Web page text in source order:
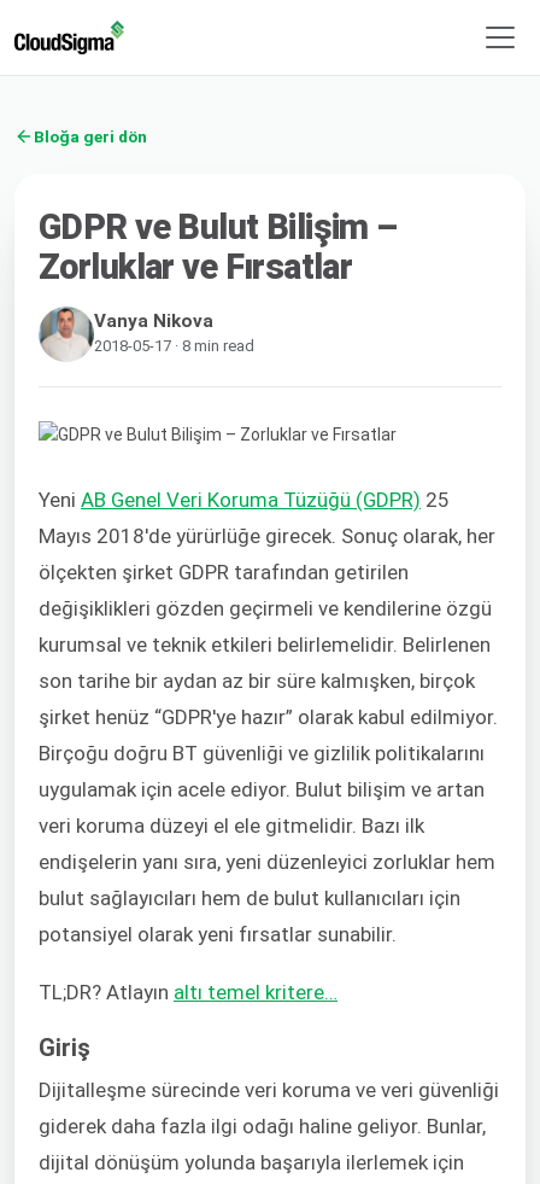
Bloğa geri dön
GDPR ve Bulut Bilişim –
Zorluklar ve Fırsatlar
Vanya Nikova
2018-05-17 · 8 min read
Yeni AB Genel Veri Koruma Tüzüğü (GDPR) 25
Mayıs 2018'de yürürlüğe girecek. Sonuç olarak, her
ölçekten şirket GDPR tarafından getirilen
değişiklikleri gözden geçirmeli ve kendilerine özgü
kurumsal ve teknik etkileri belirlemelidir. Belirlenen
son tarihe bir aydan az bir süre kalmışken, birçok
şirket henüz “GDPR'ye hazır” olarak kabul edilmiyor.
Birçoğu doğru BT güvenliği ve gizlilik politikalarını
uygulamak için acele ediyor. Bulut bilişim ve artan
veri koruma düzeyi el ele gitmelidir. Bazı ilk
endişelerin yanı sıra, yeni düzenleyici zorluklar hem
bulut sağlayıcıları hem de bulut kullanıcıları için
potansiyel olarak yeni fırsatlar sunabilir.
TL;DR? Atlayın altı temel kritere…
Giriş
Dijitalleşme sürecinde veri koruma ve veri güvenliği
giderek daha fazla ilgi odağı haline geliyor. Bunlar,
dijital dönüşüm yolunda başarıyla ilerlemek için